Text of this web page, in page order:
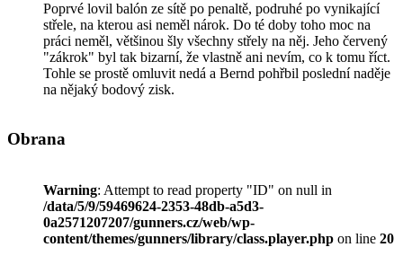
Poprvé lovil balón ze sítě po penaltě, podruhé po vynikající
střele, na kterou asi neměl nárok. Do té doby toho moc na
práci neměl, většinou šly všechny střely na něj. Jeho červený
"zákrok" byl tak bizarní, že vlastně ani nevím, co k tomu říct.
Tohle se prostě omluvit nedá a Bernd pohřbil poslední naděje
na nějaký bodový zisk.
Obrana
Warning: Attempt to read property "ID" on null in
/data/5/9/59469624-2353-48db-a5d3-
0a2571207207/gunners.cz/web/wp-
content/themes/gunners/library/class.player.php on line 20